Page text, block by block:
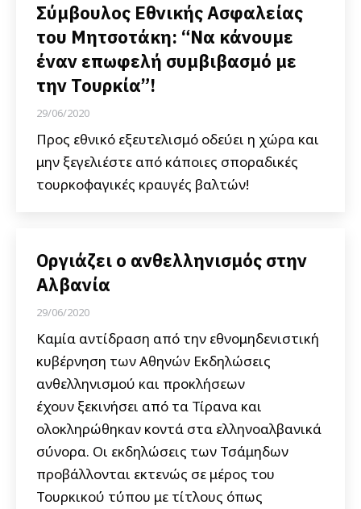
Σύμβουλος Εθνικής Ασφαλείας
του Μητσοτάκη: “Να κάνουμε
έναν επωφελή συμβιβασμό με
την Τουρκία”!
29/06/2020
Προς εθνικό εξευτελισμό οδεύει η χώρα και
μην ξεγελιέστε από κάποιες σποραδικές
τουρκοφαγικές κραυγές βαλτών!
Οργιάζει ο ανθελληνισμός στην
Αλβανία
29/06/2020
Καμία αντίδραση από την εθνομηδενιστική
κυβέρνηση των Αθηνών Εκδηλώσεις
ανθελληνισμού και προκλήσεων
έχουν ξεκινήσει από τα Τίρανα και
ολοκληρώθηκαν κοντά στα ελληνοαλβανικά
σύνορα. Οι εκδηλώσεις των Τσάμηδων
προβάλλονται εκτενώς σε μέρος του
Τουρκικού τύπου με τίτλους όπως